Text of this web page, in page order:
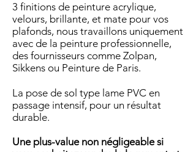
3 finitions de peinture acrylique,
velours, brillante, et mate pour vos
plafonds, nous travaillons uniquement
avec de la peinture professionnelle,
des fournisseurs comme Zolpan,
Sikkens ou Peinture de Paris.
La pose de sol type lame PVC en
passage intensif, pour un résultat
durable.
Une plus-value non négligeable si